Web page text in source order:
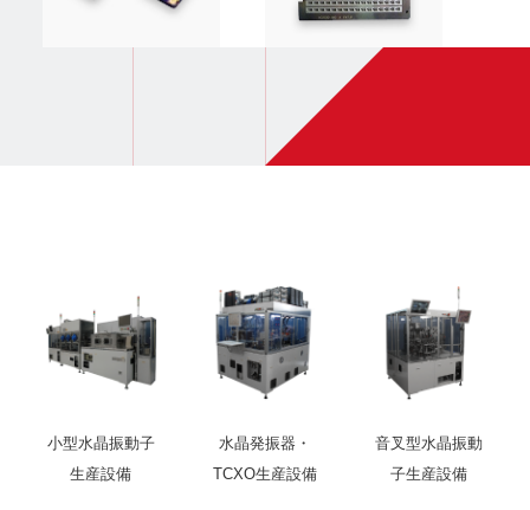
小型水晶振動子
生産設備
水晶発振器・
TCXO生産設備
音叉型水晶振動
子生産設備